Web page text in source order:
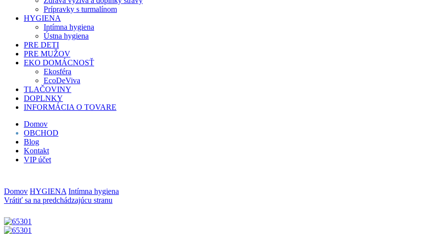
Prípravky s turmalínom
HYGIENA
Intímna hygiena
Ústna hygiena
PRE DETI
PRE MUŽOV
EKO DOMÁCNOSŤ
Ekosféra
EcoDeViva
TLAČOVINY
DOPLNKY
INFORMÁCIA O TOVARE
Domov
OBCHOD
Blog
Kontakt
VIP účet
Domov HYGIENA Intímna hygiena
Vrátiť sa na predchádzajúcu stranu